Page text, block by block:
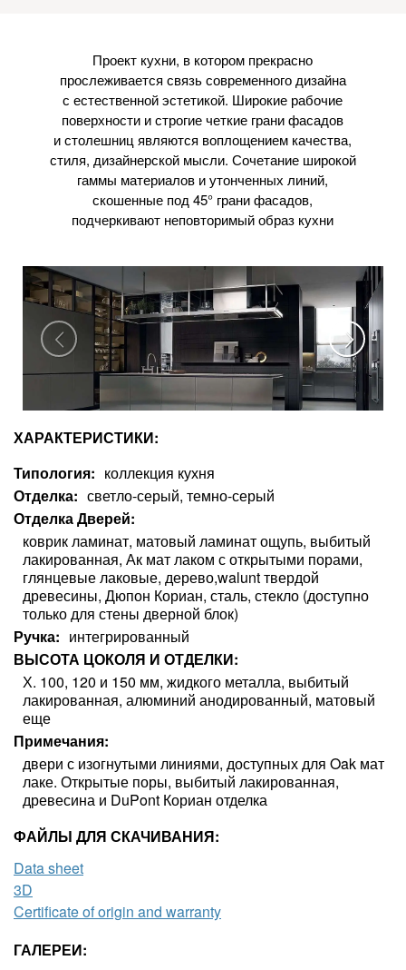
Проект кухни, в котором прекрасно
прослеживается связь современного дизайна
с естественной эстетикой. Широкие рабочие
поверхности и строгие четкие грани фасадов
и столешниц являются воплощением качества,
стиля, дизайнерской мысли. Сочетание широкой
гаммы материалов и утонченных линий,
скошенные под 45° грани фасадов,
подчеркивают неповторимый образ кухни
ХАРАКТЕРИСТИКИ:
Типология
коллекция кухня
Отделка
светло-серый, темно-серый
Отделка Дверей
коврик ламинат, матовый ламинат ощупь, выбитый
лакированная, Ак мат лаком с открытыми порами,
глянцевые лаковые, дерево,walunt твердой
древесины, Дюпон Кориан, сталь, стекло (доступно
только для стены дверной блок)
Ручка
интегрированный
ВЫСОТА ЦОКОЛЯ И ОТДЕЛКИ
Х. 100, 120 и 150 мм, жидкого металла, выбитый
лакированная, алюминий анодированный, матовый
еще
Примечания
двери с изогнутыми линиями, доступных для Oak мат
лаке. Открытые поры, выбитый лакированная,
древесина и DuPont Кориан отделка
ФАЙЛЫ ДЛЯ СКАЧИВАНИЯ:
Data sheet
3D
Certificate of origin and warranty
ГАЛЕРЕИ: